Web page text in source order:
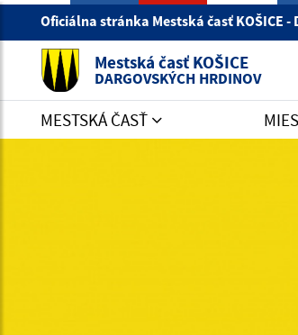
Oficiálna stránka Mestská časť KOŠICE -
Mestská časť KOŠICE
DARGOVSKÝCH HRDINOV
MESTSKÁ ČASŤ